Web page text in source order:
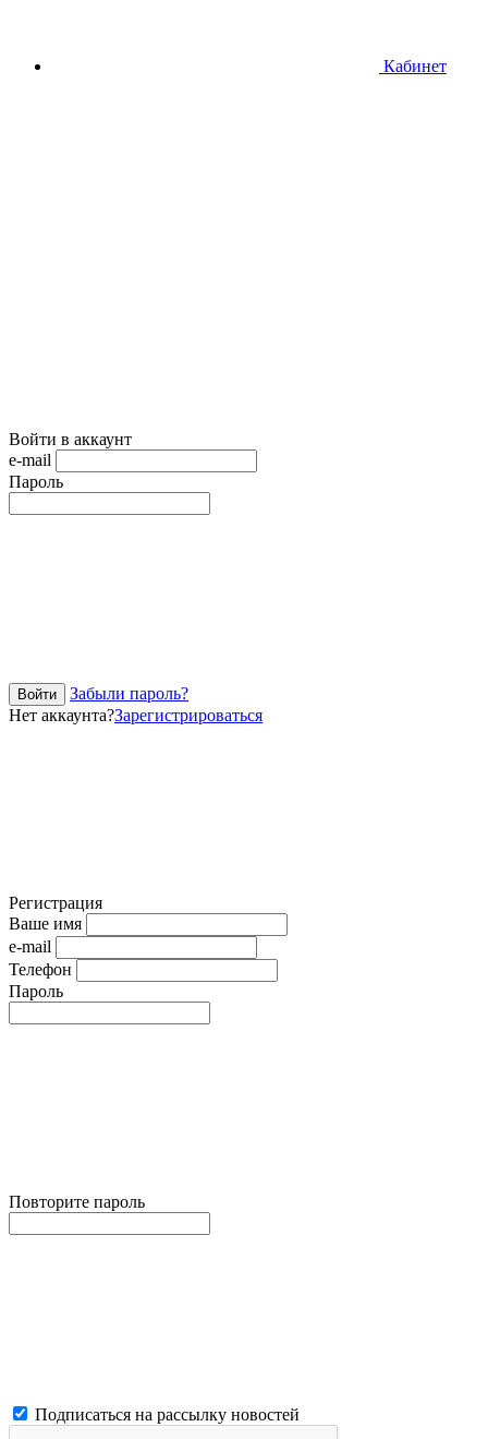
Кабинет
Войти в аккаунт
e-mail
Пароль
Войти
Забыли пароль?
Нет аккаунта?Зарегистрироваться
Регистрация
Ваше имя
e-mail
Телефон
Пароль
Повторите пароль
Подписаться на рассылку новостей